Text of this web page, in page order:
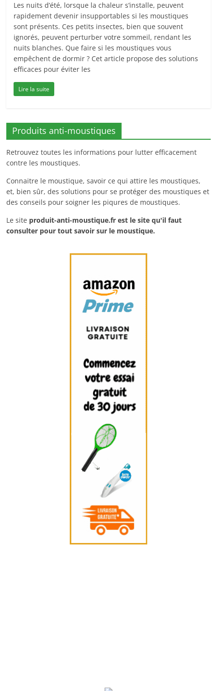
Les nuits d’été, lorsque la chaleur s’installe, peuvent
rapidement devenir insupportables si les moustiques
sont présents. Ces petits insectes, bien que souvent
ignorés, peuvent perturber votre sommeil, rendant les
nuits blanches. Que faire si les moustiques vous
empêchent de dormir ? Cet article propose des solutions
efficaces pour éviter les
Lire la suite
Produits anti-moustiques
Retrouvez toutes les informations pour lutter efficacement
contre les moustiques.
Connaitre le moustique, savoir ce qui attire les moustiques,
et, bien sûr, des solutions pour se protéger des moustiques et
des conseils pour soigner les piqures de moustiques.
Le site produit-anti-moustique.fr est le site qu'il faut
consulter pour tout savoir sur le moustique.